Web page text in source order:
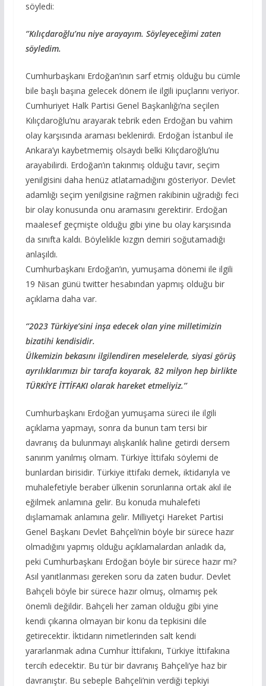
söyledi:
‘’Kılıçdaroğlu’nu niye arayayım. Söyleyeceğimi zaten
söyledim.
Cumhurbaşkanı Erdoğan’ının sarf etmiş olduğu bu cümle
bile başlı başına gelecek dönem ile ilgili ipuçlarını veriyor.
Cumhuriyet Halk Partisi Genel Başkanlığı’na seçilen
Kılıçdaroğlu’nu arayarak tebrik eden Erdoğan bu vahim
olay karşısında araması beklenirdi. Erdoğan İstanbul ile
Ankara’yı kaybetmemiş olsaydı belki Kılıçdaroğlu’nu
arayabilirdi. Erdoğan’ın takınmış olduğu tavır, seçim
yenilgisini daha henüz atlatamadığını gösteriyor. Devlet
adamlığı seçim yenilgisine rağmen rakibinin uğradığı feci
bir olay konusunda onu aramasını gerektirir. Erdoğan
maalesef geçmişte olduğu gibi yine bu olay karşısında
da sınıfta kaldı. Böylelikle kızgın demiri soğutamadığı
anlaşıldı.
Cumhurbaşkanı Erdoğan’ın, yumuşama dönemi ile ilgili
19 Nisan günü twitter hesabından yapmış olduğu bir
açıklama daha var.
‘’2023 Türkiye’sini inşa edecek olan yine milletimizin
bizatihi kendisidir.
Ülkemizin bekasını ilgilendiren meselelerde, siyasi görüş
ayrılıklarımızı bir tarafa koyarak, 82 milyon hep birlikte
TÜRKİYE İTTİFAKI olarak hareket etmeliyiz.’’
Cumhurbaşkanı Erdoğan yumuşama süreci ile ilgili
açıklama yapmayı, sonra da bunun tam tersi bir
davranış da bulunmayı alışkanlık haline getirdi dersem
sanırım yanılmış olmam. Türkiye İttifakı söylemi de
bunlardan birisidir. Türkiye ittifakı demek, iktidarıyla ve
muhalefetiyle beraber ülkenin sorunlarına ortak akıl ile
eğilmek anlamına gelir. Bu konuda muhalefeti
dışlamamak anlamına gelir. Milliyetçi Hareket Partisi
Genel Başkanı Devlet Bahçeli’nin böyle bir sürece hazır
olmadığını yapmış olduğu açıklamalardan anladık da,
peki Cumhurbaşkanı Erdoğan böyle bir sürece hazır mı?
Asıl yanıtlanması gereken soru da zaten budur. Devlet
Bahçeli böyle bir sürece hazır olmuş, olmamış pek
önemli değildir. Bahçeli her zaman olduğu gibi yine
kendi çıkarına olmayan bir konu da tepkisini dile
getirecektir. İktidarın nimetlerinden salt kendi
yararlanmak adına Cumhur İttifakını, Türkiye İttifakına
tercih edecektir. Bu tür bir davranış Bahçeli’ye haz bir
davranıştır. Bu sebeple Bahçeli’nin verdiği tepkiyi